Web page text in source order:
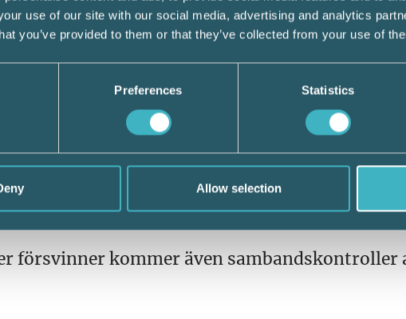
use of our site with our social media, advertising and analytics
you’ve provided to them or that they’ve collected from your use of
Preferences Statistics
Allow selection
av 051/052/053/054)
försvinner kommer även sambandskontroller